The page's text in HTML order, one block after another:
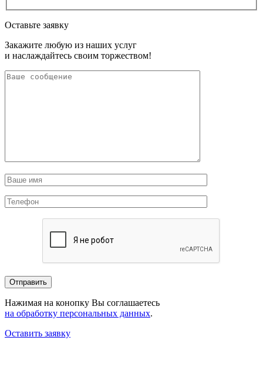
Оставьте заявку
Закажите любую из наших услуг
и наслаждайтесь своим торжеством!
Нажимая на конопку Вы соглашаетесь
на обработку персональных данных.
Оставить заявку